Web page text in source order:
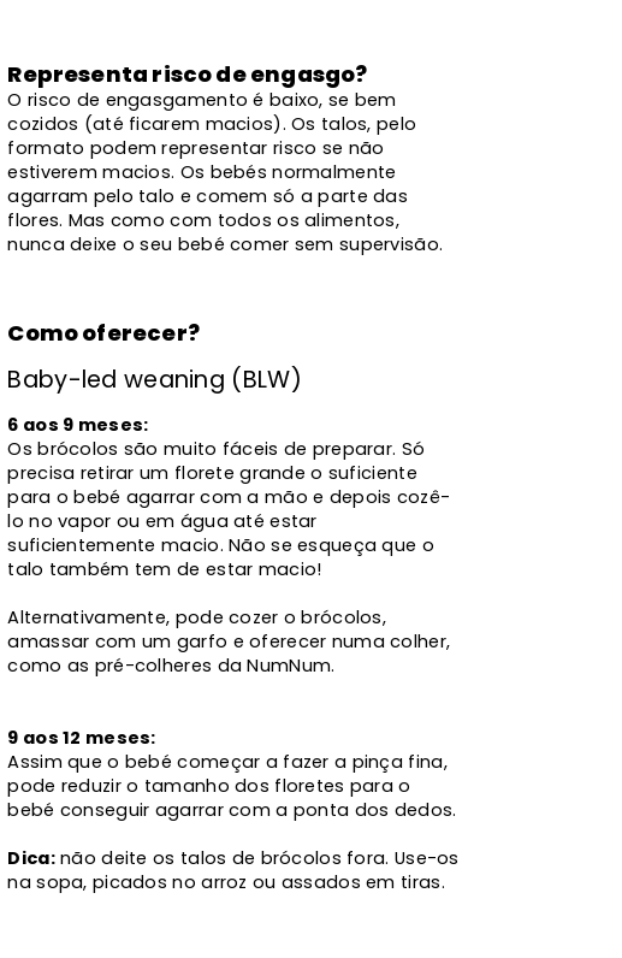
Representa risco de engasgo?
O risco de engasgamento é baixo, se bem
cozidos (até ficarem macios). Os talos, pelo
formato podem representar risco se não
estiverem macios. Os bebés normalmente
agarram pelo talo e comem só a parte das
flores. Mas como com todos os alimentos,
nunca deixe o seu bebé comer sem supervisão.
Como oferecer?
Baby-led weaning (BLW)
6 aos 9 meses:
Os brócolos são muito fáceis de preparar. Só
precisa retirar um florete grande o suficiente
para o bebé agarrar com a mão e depois cozê-
lo no vapor ou em água até estar
suficientemente macio. Não se esqueça que o
talo também tem de estar macio!
Alternativamente, pode cozer o brócolos,
amassar com um garfo e oferecer numa colher,
como as pré-colheres da NumNum.
9 aos 12 meses:
Assim que o bebé começar a fazer a pinça fina,
pode reduzir o tamanho dos floretes para o
bebé conseguir agarrar com a ponta dos dedos.
Dica:não deite os talos de brócolos fora. Use-os
na sopa, picados no arroz ou assados em tiras.